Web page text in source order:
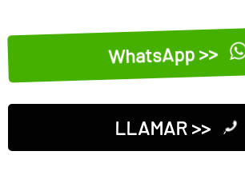
WhatsApp >>
LLAMAR >>